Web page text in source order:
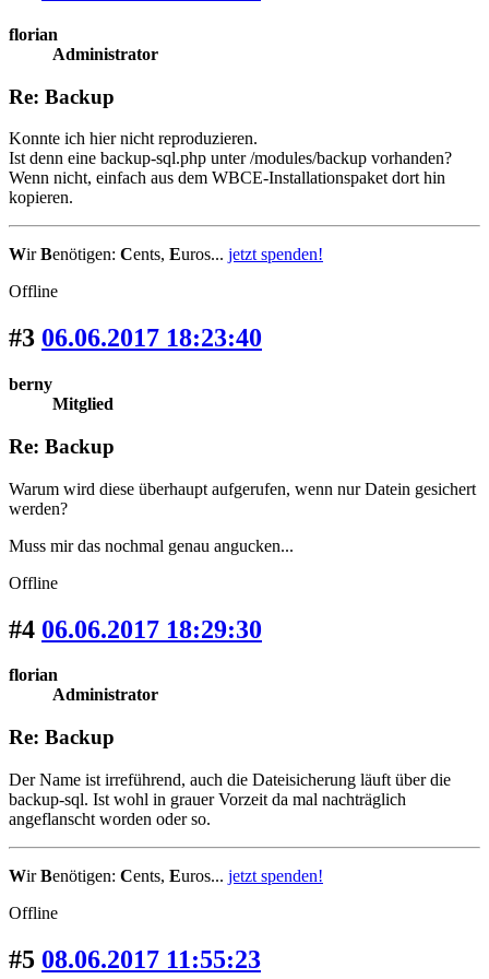
florian
Administrator
Re: Backup
Konnte ich hier nicht reproduzieren.
Ist denn eine backup-sql.php unter /modules/backup vorhanden?
Wenn nicht, einfach aus dem WBCE-Installationspaket dort hin
kopieren.
WirBenötigen: Cents, Euros... jetzt spenden!
Offline
#3 06.06.2017 18:23:40
berny
Mitglied
Re: Backup
Warum wird diese überhaupt aufgerufen, wenn nur Datein gesichert
werden?
Muss mir das nochmal genau angucken...
Offline
#4 06.06.2017 18:29:30
florian
Administrator
Re: Backup
Der Name ist irreführend, auch die Dateisicherung läuft über die
backup-sql. Ist wohl in grauer Vorzeit da mal nachträglich
angeflanscht worden oder so.
WirBenötigen: Cents, Euros... jetzt spenden!
Offline
#5 08.06.2017 11:55:23